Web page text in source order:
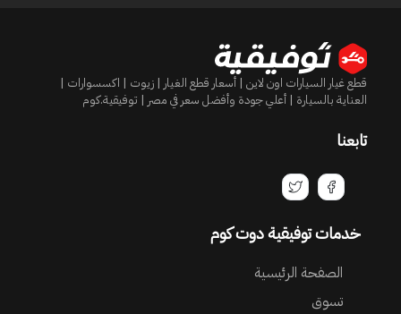
قطع غيار السيارات اون لاين | أسعار قطع الغيار | زيوت | اكسسوارات |
العناية بالسيارة | أعلي جودة وأفضل سعر في مصر | توفيقية.كوم
تابعنا
خدمات توفيقية دوت كوم
الصفحة الرئيسية
تسوق